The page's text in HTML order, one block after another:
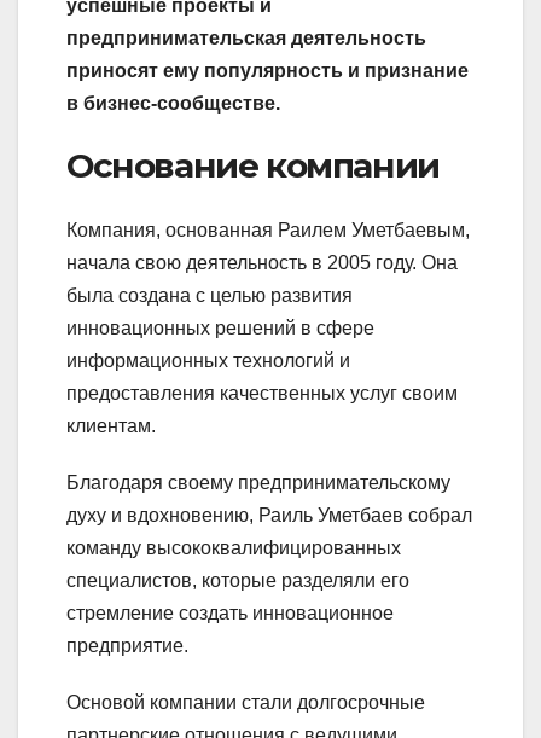
успешные проекты и
предпринимательская деятельность
приносят ему популярность и признание
в бизнес-сообществе.
Основание компании
Компания, основанная Раилем Уметбаевым,
начала свою деятельность в 2005 году. Она
была создана с целью развития
инновационных решений в сфере
информационных технологий и
предоставления качественных услуг своим
клиентам.
Благодаря своему предпринимательскому
духу и вдохновению, Раиль Уметбаев собрал
команду высококвалифицированных
специалистов, которые разделяли его
стремление создать инновационное
предприятие.
Основой компании стали долгосрочные